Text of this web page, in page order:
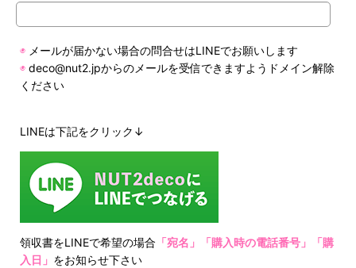
◉ メールが届かない場合の問合せはLINEでお願いします
◉ deco@nut2.jpからのメールを受信できますようドメイン解除
ください
LINEは下記をクリック↓
領収書をLINEで希望の場合 「宛名」「購入時の電話番号」「購
入日」 をお知らせ下さい